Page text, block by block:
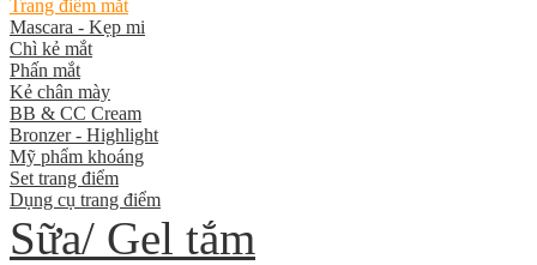
Trang điểm mắt
Mascara - Kẹp mi
Chì kẻ mắt
Phấn mắt
Kẻ chân mày
BB & CC Cream
Bronzer - Highlight
Mỹ phẩm khoáng
Set trang điểm
Dụng cụ trang điểm
Sữa/ Gel tắm